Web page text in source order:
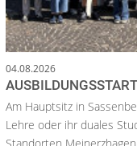
04.08.2026
Am Hauptsitz in
Lehre oder ihr duales